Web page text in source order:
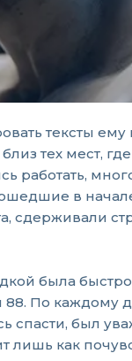
тексты
тех мест,
работать,
в начале
сдерживали
была
По каждому
спасти, был
как